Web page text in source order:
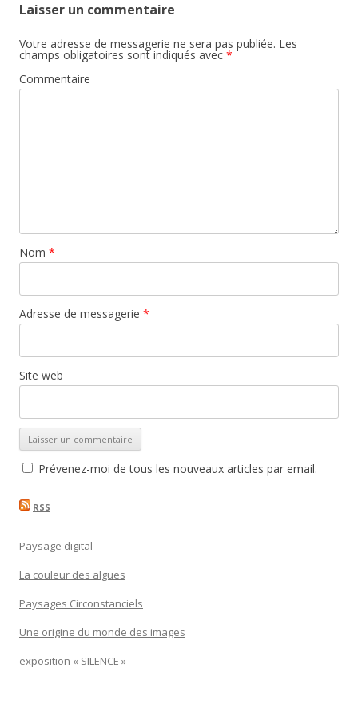
Laisser un commentaire
Votre adresse de messagerie ne sera pas publiée. Les
champs obligatoires sont indiqués avec *
Commentaire
Nom *
Adresse de messagerie *
Site web
Prévenez-moi de tous les nouveaux articles par email.
RSS
Paysage digital
La couleur des algues
Paysages Circonstanciels
Une origine du monde des images
exposition « SILENCE »